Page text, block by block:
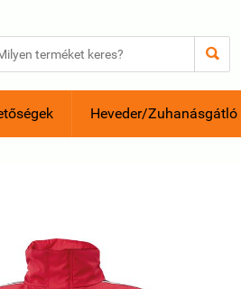

Heveder/